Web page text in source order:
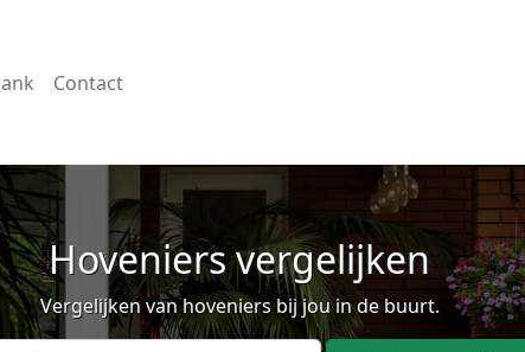
Contact
Hoveniers vergelijken
Vergelijken van hoveniers bij jou in de buurt.